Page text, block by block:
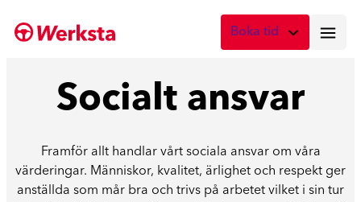
till
Boka tid
Digital skadebesiktning
Boka tid här
Socialt ansvar
Framför allt handlar vårt sociala ansvar om våra
värderingar. Människor, kvalitet, ärlighet och respekt ger
anställda som mår bra och trivs på arbetet vilket i sin tur